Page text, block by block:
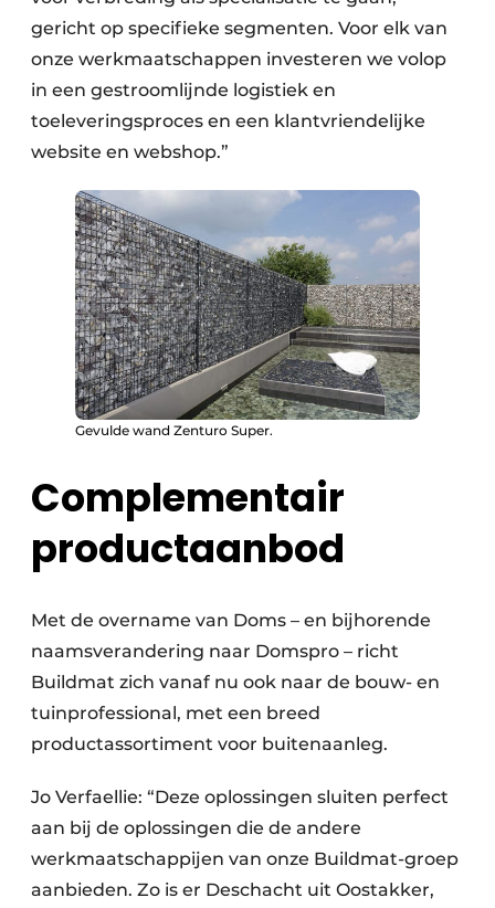
gericht op specifieke segmenten. Voor elk van
onze werkmaatschappen investeren we volop
in een gestroomlijnde logistiek en
toeleveringsproces en een klantvriendelijke
website en webshop.”
Gevulde wand Zenturo Super.
Complementair
productaanbod
Met de overname van Doms – en bijhorende
naamsverandering naar Domspro – richt
Buildmat zich vanaf nu ook naar de bouw- en
tuinprofessional, met een breed
productassortiment voor buitenaanleg.
Jo Verfaellie: “Deze oplossingen sluiten perfect
aan bij de oplossingen die de andere
werkmaatschappijen van onze Buildmat-groep
aanbieden. Zo is er Deschacht uit Oostakker,